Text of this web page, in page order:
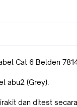
Cat 6 Belden
abu2 (Grey).
dan ditest